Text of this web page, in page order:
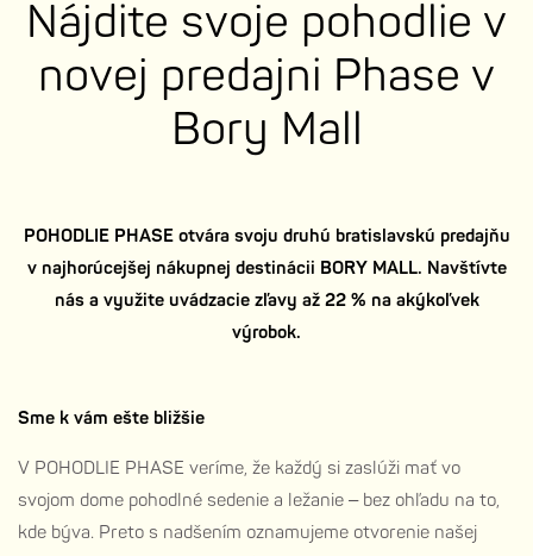
Nájdite svoje pohodlie v
novej predajni Phase v
Bory Mall
POHODLIE PHASE otvára svoju druhú bratislavskú predajňu
v najhorúcejšej nákupnej destinácii BORY MALL. Navštívte
nás a využite uvádzacie zľavy až 22 % na akýkoľvek
výrobok.
Sme k vám ešte bližšie
V POHODLIE PHASE veríme, že každý si zaslúži mať vo
svojom dome pohodlné sedenie a ležanie – bez ohľadu na to,
kde býva. Preto s nadšením oznamujeme otvorenie našej